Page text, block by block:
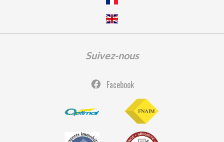
Suivez-nous
Facebook